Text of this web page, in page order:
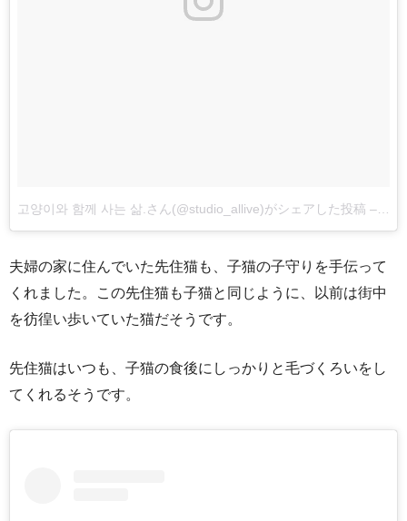
고양이와 함께 사는 삶.さん(@studio_allive)がシェアした投稿 –
夫婦の家に住んでいた先住猫も、子猫の子守りを手伝って
くれました。この先住猫も子猫と同じように、以前は街中
を彷徨い歩いていた猫だそうです。
先住猫はいつも、子猫の食後にしっかりと毛づくろいをし
てくれるそうです。